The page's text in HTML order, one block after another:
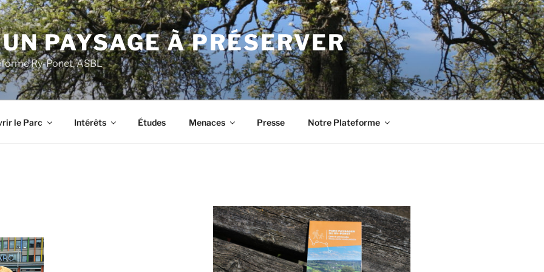
PAYSAGE À PRÉSERVER
Ry-Ponet, ASBL
le Parc Intérêts Études Menaces Presse Notre Plateforme